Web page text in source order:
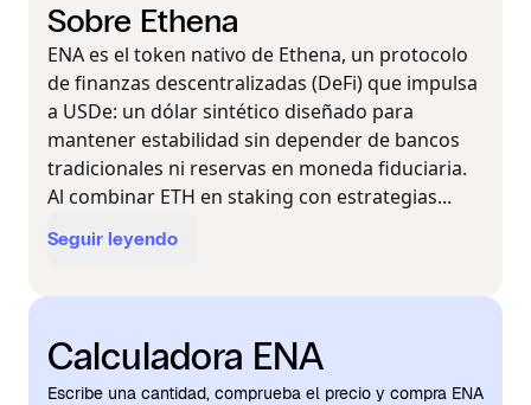
Sobre Ethena
ENA es el token nativo de Ethena, un protocolo
de finanzas descentralizadas (DeFi) que impulsa
a USDe: un dólar sintético diseñado para
mantener estabilidad sin depender de bancos
tradicionales ni reservas en moneda fiduciaria.
Al combinar ETH en staking con estrategias...
Seguir leyendo
Calculadora ENA
Escribe una cantidad, comprueba el precio y compra ENA